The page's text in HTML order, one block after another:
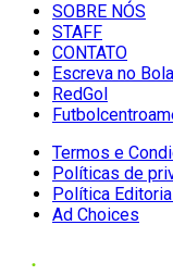
SOBRE NÓS
STAFF
CONTATO
Escreva no
RedGol
Termos e
Políticas de
Política
Ad Choices